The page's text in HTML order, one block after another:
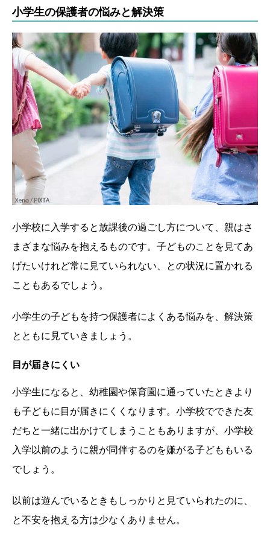
小学生の保護者の悩みと解決策
小学校に入学すると放課後の過ごし方について、親はさ
まざまな悩みを抱えるものです。子どものことを見てあ
げたいけれど常に見ていられない、との状況に置かれる
こともあるでしょう。
小学生の子どもを持つ保護者によくある悩みを、解決策
とともに見ていきましょう。
目が届きにくい
小学生になると、幼稚園や保育園に通っていたときより
も子どもに目が届きにくくなります。小学校でできた友
だちと一緒に出かけてしまうこともありますが、小学校
入学以前のように親が同伴するのを嫌がる子どももいる
でしょう。
以前は遊んでいるときもしっかりと見ていられたのに、
と不安を抱える方は少なくありません。